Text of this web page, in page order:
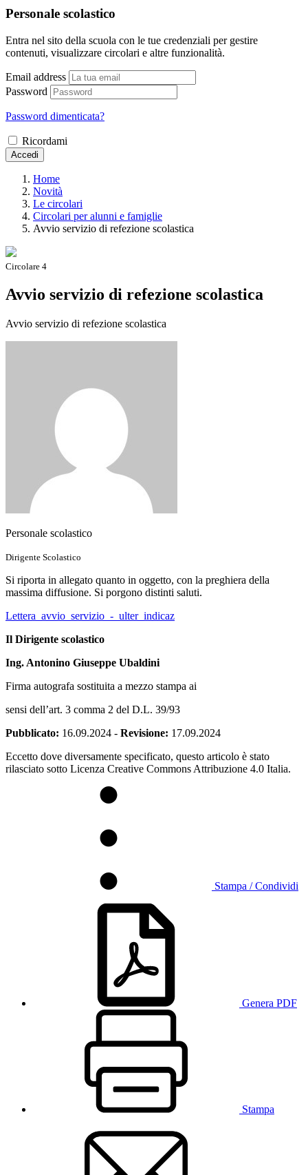
Personale scolastico
Entra nel sito della scuola con le tue credenziali per gestire
contenuti, visualizzare circolari e altre funzionalità.
Email address
Password
Password dimenticata?
Ricordami
Accedi
Home
Novità
Le circolari
Circolari per alunni e famiglie
Avvio servizio di refezione scolastica
Circolare 4
Avvio servizio di refezione scolastica
Avvio servizio di refezione scolastica
Personale scolastico
Dirigente Scolastico
Si riporta in allegato quanto in oggetto, con la preghiera della
massima diffusione. Si porgono distinti saluti.
Lettera_avvio_servizio_-_ulter_indicaz
Il Dirigente scolastico
Ing. Antonino Giuseppe Ubaldini
Firma autografa sostituita a mezzo stampa ai
sensi dell’art. 3 comma 2 del D.L. 39/93
Pubblicato: 16.09.2024 - Revisione: 17.09.2024
Eccetto dove diversamente specificato, questo articolo è stato
rilasciato sotto Licenza Creative Commons Attribuzione 4.0 Italia.
Stampa / Condividi
Genera PDF
Stampa